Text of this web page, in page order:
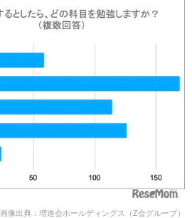
画像出典：増進会ホールディングス（Z会グループ）